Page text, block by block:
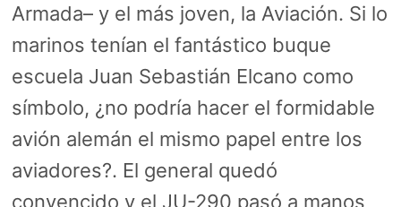
Armada– y el más joven, la Aviación. Si lo
marinos tenían el fantástico buque
escuela Juan Sebastián Elcano como
símbolo, ¿no podría hacer el formidable
avión alemán el mismo papel entre los
aviadores?. El general quedó
convencido y el JU-290 pasó a manos